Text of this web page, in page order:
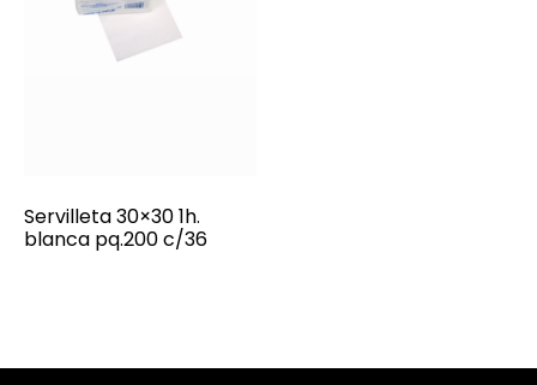
Servilleta 30×30 1h.
blanca pq.200 c/36